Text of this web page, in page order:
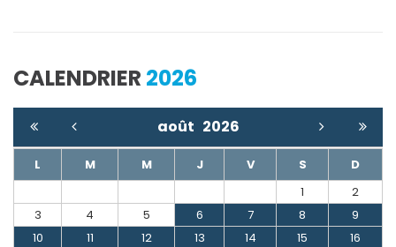
CALENDRIER 2026
août 2026
L M M J V S
D
1
2
3
4 5 6 7 8
9
10
11 12 13 14 15
16